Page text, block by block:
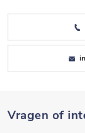
Vragen of